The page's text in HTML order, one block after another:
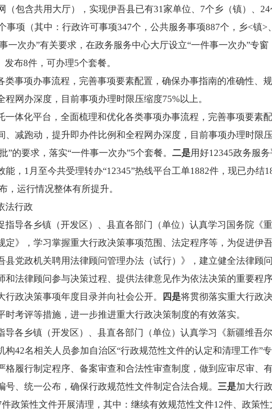
（包含共用大厅），实现伊吾县已有31家单位、7个乡（镇）、
项（其中：行政许可事项347个，公共服务事项887个，乡<镇>
一次办”有关要求，在政务服务中心大厅设立“一件事一次办”专
布8件，可办理5个套餐。
事项办事流程，完善事项要素配置，确保办事指南的准确性、
网办深度，目前事项办理时限压缩度75%以上。
一体化平台，全面梳理和优化各类事项办事流程，完善事项要素
减跑动，提升即办件比例和全程网办深度，目前事项办理时限
的要求，落实“一件事一次办”5个套餐。 二是用好12345政务服
，1月至今共受理转办“12345”热线平台工单1882件，现已办结
，运行情况整体有所提升。
法行政
指导各乡镇（开发区）、县直各部门（单位）认真学习国务院《
》，学习掌握重大行政决策事项范围、法定程序等，为促进伊
县党政机关聘用法律顾问管理办法（试行）》，建立健全法律顾
法律顾问参与决策过程、提供法律意见作为依法决策的重要程序
政决策事项年度目录并向社会公开。
四是将贯彻落实重大行政
考评等措施，进一步推进重大行政决策制度的有效落实。
导各乡镇（开发区）、县直各部门（单位）认真学习《新疆维吾
42名相关人员参加自治区“行政规范性文件的认定和清理工作”专
履行制定程序、备案审查和合法性审查制度，做到应审尽审、
、统一公布，确保行政规范性文件制定合法合规。 三是加大行
政策性文件开展清理，其中：继续有效规范性文件12件、政策